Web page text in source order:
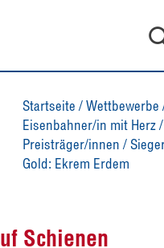
Startseite /Wettbewerbe
Eisenbahner/in mit Herz/
Preisträger/innen /
Gold: Ekrem Erdem
Schienen